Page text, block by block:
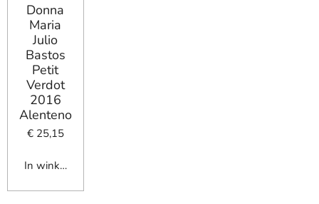
Donna
Maria
Julio
Bastos
Petit
Verdot
2016
Alenteno
€ 25,15
In winkelwagen